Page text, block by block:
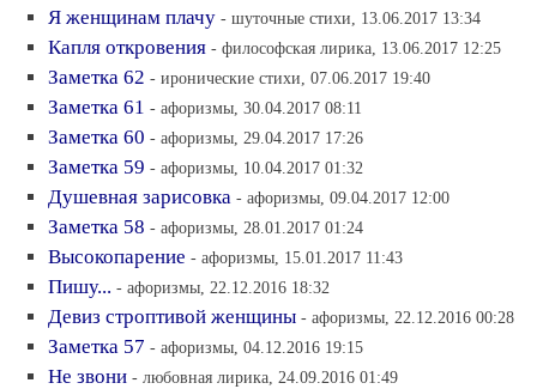
Я женщинам плачу - шуточные стихи, 13.06.2017 13:34
Капля откровения - философская лирика, 13.06.2017 12:25
Заметка 62 - иронические стихи, 07.06.2017 19:40
Заметка 61 - афоризмы, 30.04.2017 08:11
Заметка 60 - афоризмы, 29.04.2017 17:26
Заметка 59 - афоризмы, 10.04.2017 01:32
Душевная зарисовка - афоризмы, 09.04.2017 12:00
Заметка 58 - афоризмы, 28.01.2017 01:24
Высокопарение - афоризмы, 15.01.2017 11:43
Пишу... - афоризмы, 22.12.2016 18:32
Девиз строптивой женщины - афоризмы, 22.12.2016 00:28
Заметка 57 - афоризмы, 04.12.2016 19:15
Не звони - любовная лирика, 24.09.2016 01:49